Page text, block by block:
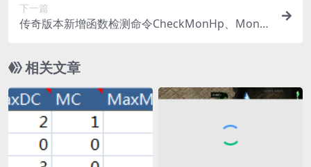
下一篇
传奇版本新增函数检测命令CheckMonHp、MonFi
相关文章